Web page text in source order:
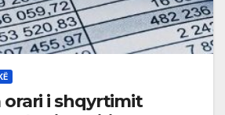
orari i shqyrtimit